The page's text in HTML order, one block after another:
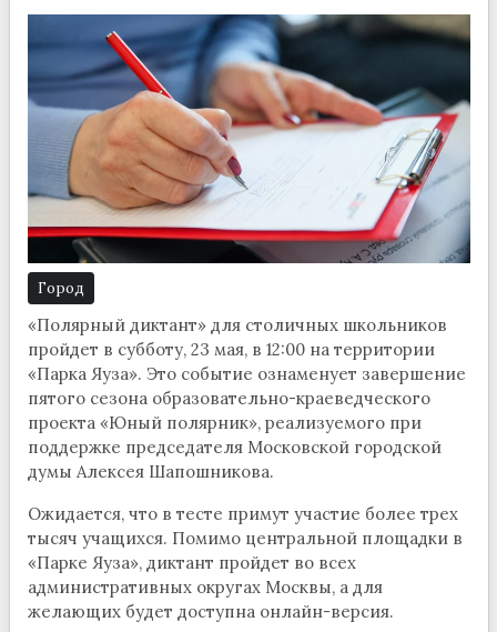
Город
«Полярный диктант» для столичных школьников
пройдет в субботу, 23 мая, в 12:00 на территории
«Парка Яуза». Это событие ознаменует завершение
пятого сезона образовательно-краеведческого
проекта «Юный полярник», реализуемого при
поддержке председателя Московской городской
думы Алексея Шапошникова.
Ожидается, что в тесте примут участие более трех
тысяч учащихся. Помимо центральной площадки в
«Парке Яуза», диктант пройдет во всех
административных округах Москвы, а для
желающих будет доступна онлайн-версия.